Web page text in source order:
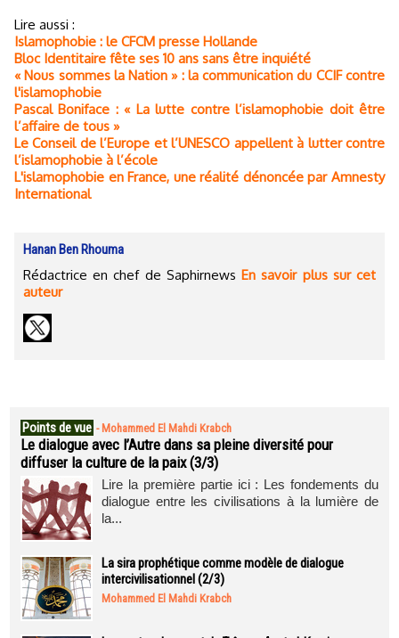
Lire aussi :
Islamophobie : le CFCM presse Hollande
Bloc Identitaire fête ses 10 ans sans être inquiété
« Nous sommes la Nation » : la communication du CCIF contre
l'islamophobie
Pascal Boniface : « La lutte contre l’islamophobie doit être
l’affaire de tous »
Le Conseil de l’Europe et l’UNESCO appellent à lutter contre
l’islamophobie à l’école
L'islamophobie en France, une réalité dénoncée par Amnesty
International
Hanan Ben Rhouma
Rédactrice en chef de SaphirnewsEn savoir plus sur cet
auteur
Points de vue - Mohammed El Mahdi Krabch
Le dialogue avec l’Autre dans sa pleine diversité pour
diffuser la culture de la paix (3/3)
Lire la première partie ici : Les fondements du
dialogue entre les civilisations à la lumière de
la...
La sira prophétique comme modèle de dialogue
intercivilisationnel (2/3)
Mohammed El Mahdi Krabch